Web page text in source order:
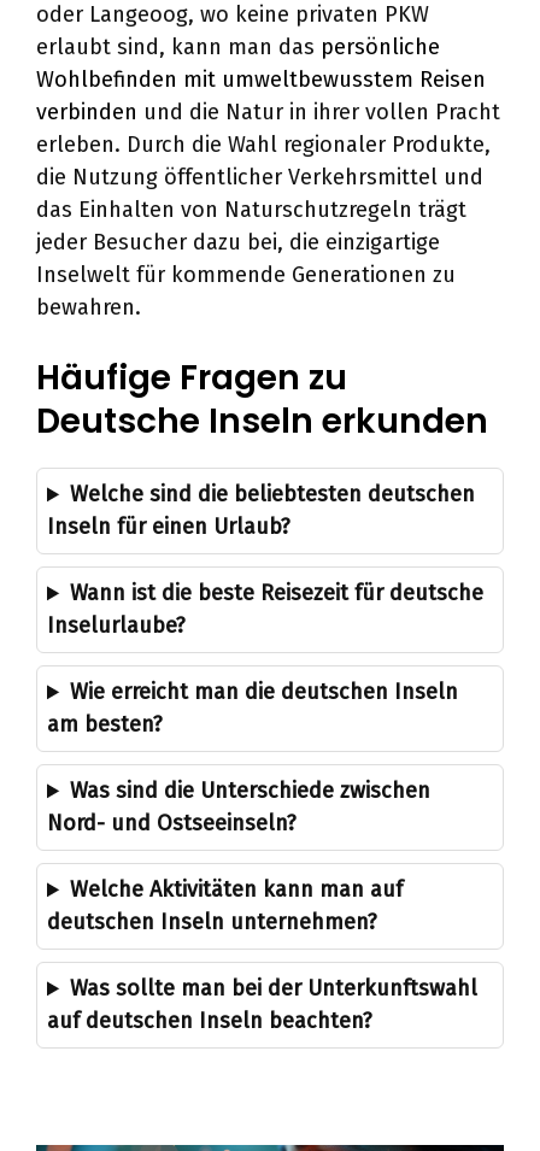
oder Langeoog, wo keine privaten PKW
erlaubt sind, kann man das persönliche
Wohlbefinden mit umweltbewusstem Reisen
verbinden und die Natur in ihrer vollen Pracht
erleben. Durch die Wahl regionaler Produkte,
die Nutzung öffentlicher Verkehrsmittel und
das Einhalten von Naturschutzregeln trägt
jeder Besucher dazu bei, die einzigartige
Inselwelt für kommende Generationen zu
bewahren.
Häufige Fragen zu
Deutsche Inseln erkunden
Welche sind die beliebtesten deutschen
Inseln für einen Urlaub?
Wann ist die beste Reisezeit für deutsche
Inselurlaube?
Wie erreicht man die deutschen Inseln
am besten?
Was sind die Unterschiede zwischen
Nord- und Ostseeinseln?
Welche Aktivitäten kann man auf
deutschen Inseln unternehmen?
Was sollte man bei der Unterkunftswahl
auf deutschen Inseln beachten?